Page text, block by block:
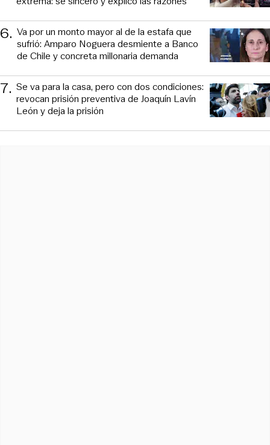
6. Va por un monto mayor al de la estafa que
sufrió: Amparo Noguera desmiente a Banco
de Chile y concreta millonaria demanda
7. Se va para la casa, pero con dos condiciones:
revocan prisión preventiva de Joaquín Lavín
León y deja la prisión